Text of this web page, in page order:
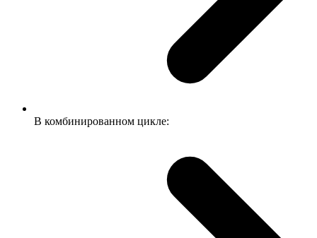
В комбинированном цикле: